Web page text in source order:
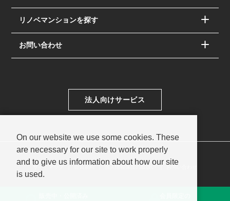
リノベマンションを探す
お問い合わせ
法人向けサービス
サイトマップ
On our website we use some cookies. These
are necessary for our site to work properly
and to give us information about how our site
is used.